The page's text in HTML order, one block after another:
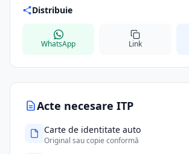
Acte necesare ITP
Carte de identitate auto
Original sau copie conformă
Distribuie
WhatsApp Link